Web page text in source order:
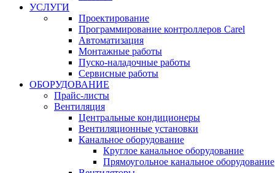
УСЛУГИ
Проектирование
Программирование контроллеров Carel
Автоматизация
Монтажные работы
Пуско-наладочные работы
Сервисные работы
ОБОРУДОВАНИЕ
Прайс-листы
Вентиляция
Центральные кондиционеры
Вентиляционные установки
Канальное оборудование
Круглое канальное оборудование
Прямоугольное канальное оборудование